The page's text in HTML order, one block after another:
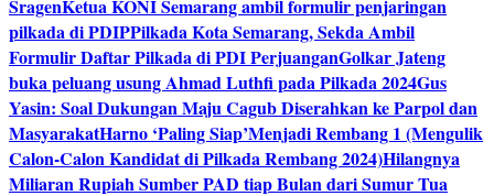
SragenKetua KONI Semarang ambil formulir penjaringan
pilkada di PDIPPilkada Kota Semarang, Sekda Ambil
Formulir Daftar Pilkada di PDI PerjuanganGolkar Jateng
buka peluang usung Ahmad Luthfi pada Pilkada 2024Gus
Yasin: Soal Dukungan Maju Cagub Diserahkan ke Parpol dan
MasyarakatHarno ‘Paling Siap’Menjadi Rembang 1 (Mengulik
Calon-Calon Kandidat di Pilkada Rembang 2024)Hilangnya
Miliaran Rupiah Sumber PAD tiap Bulan dari Sumur Tua